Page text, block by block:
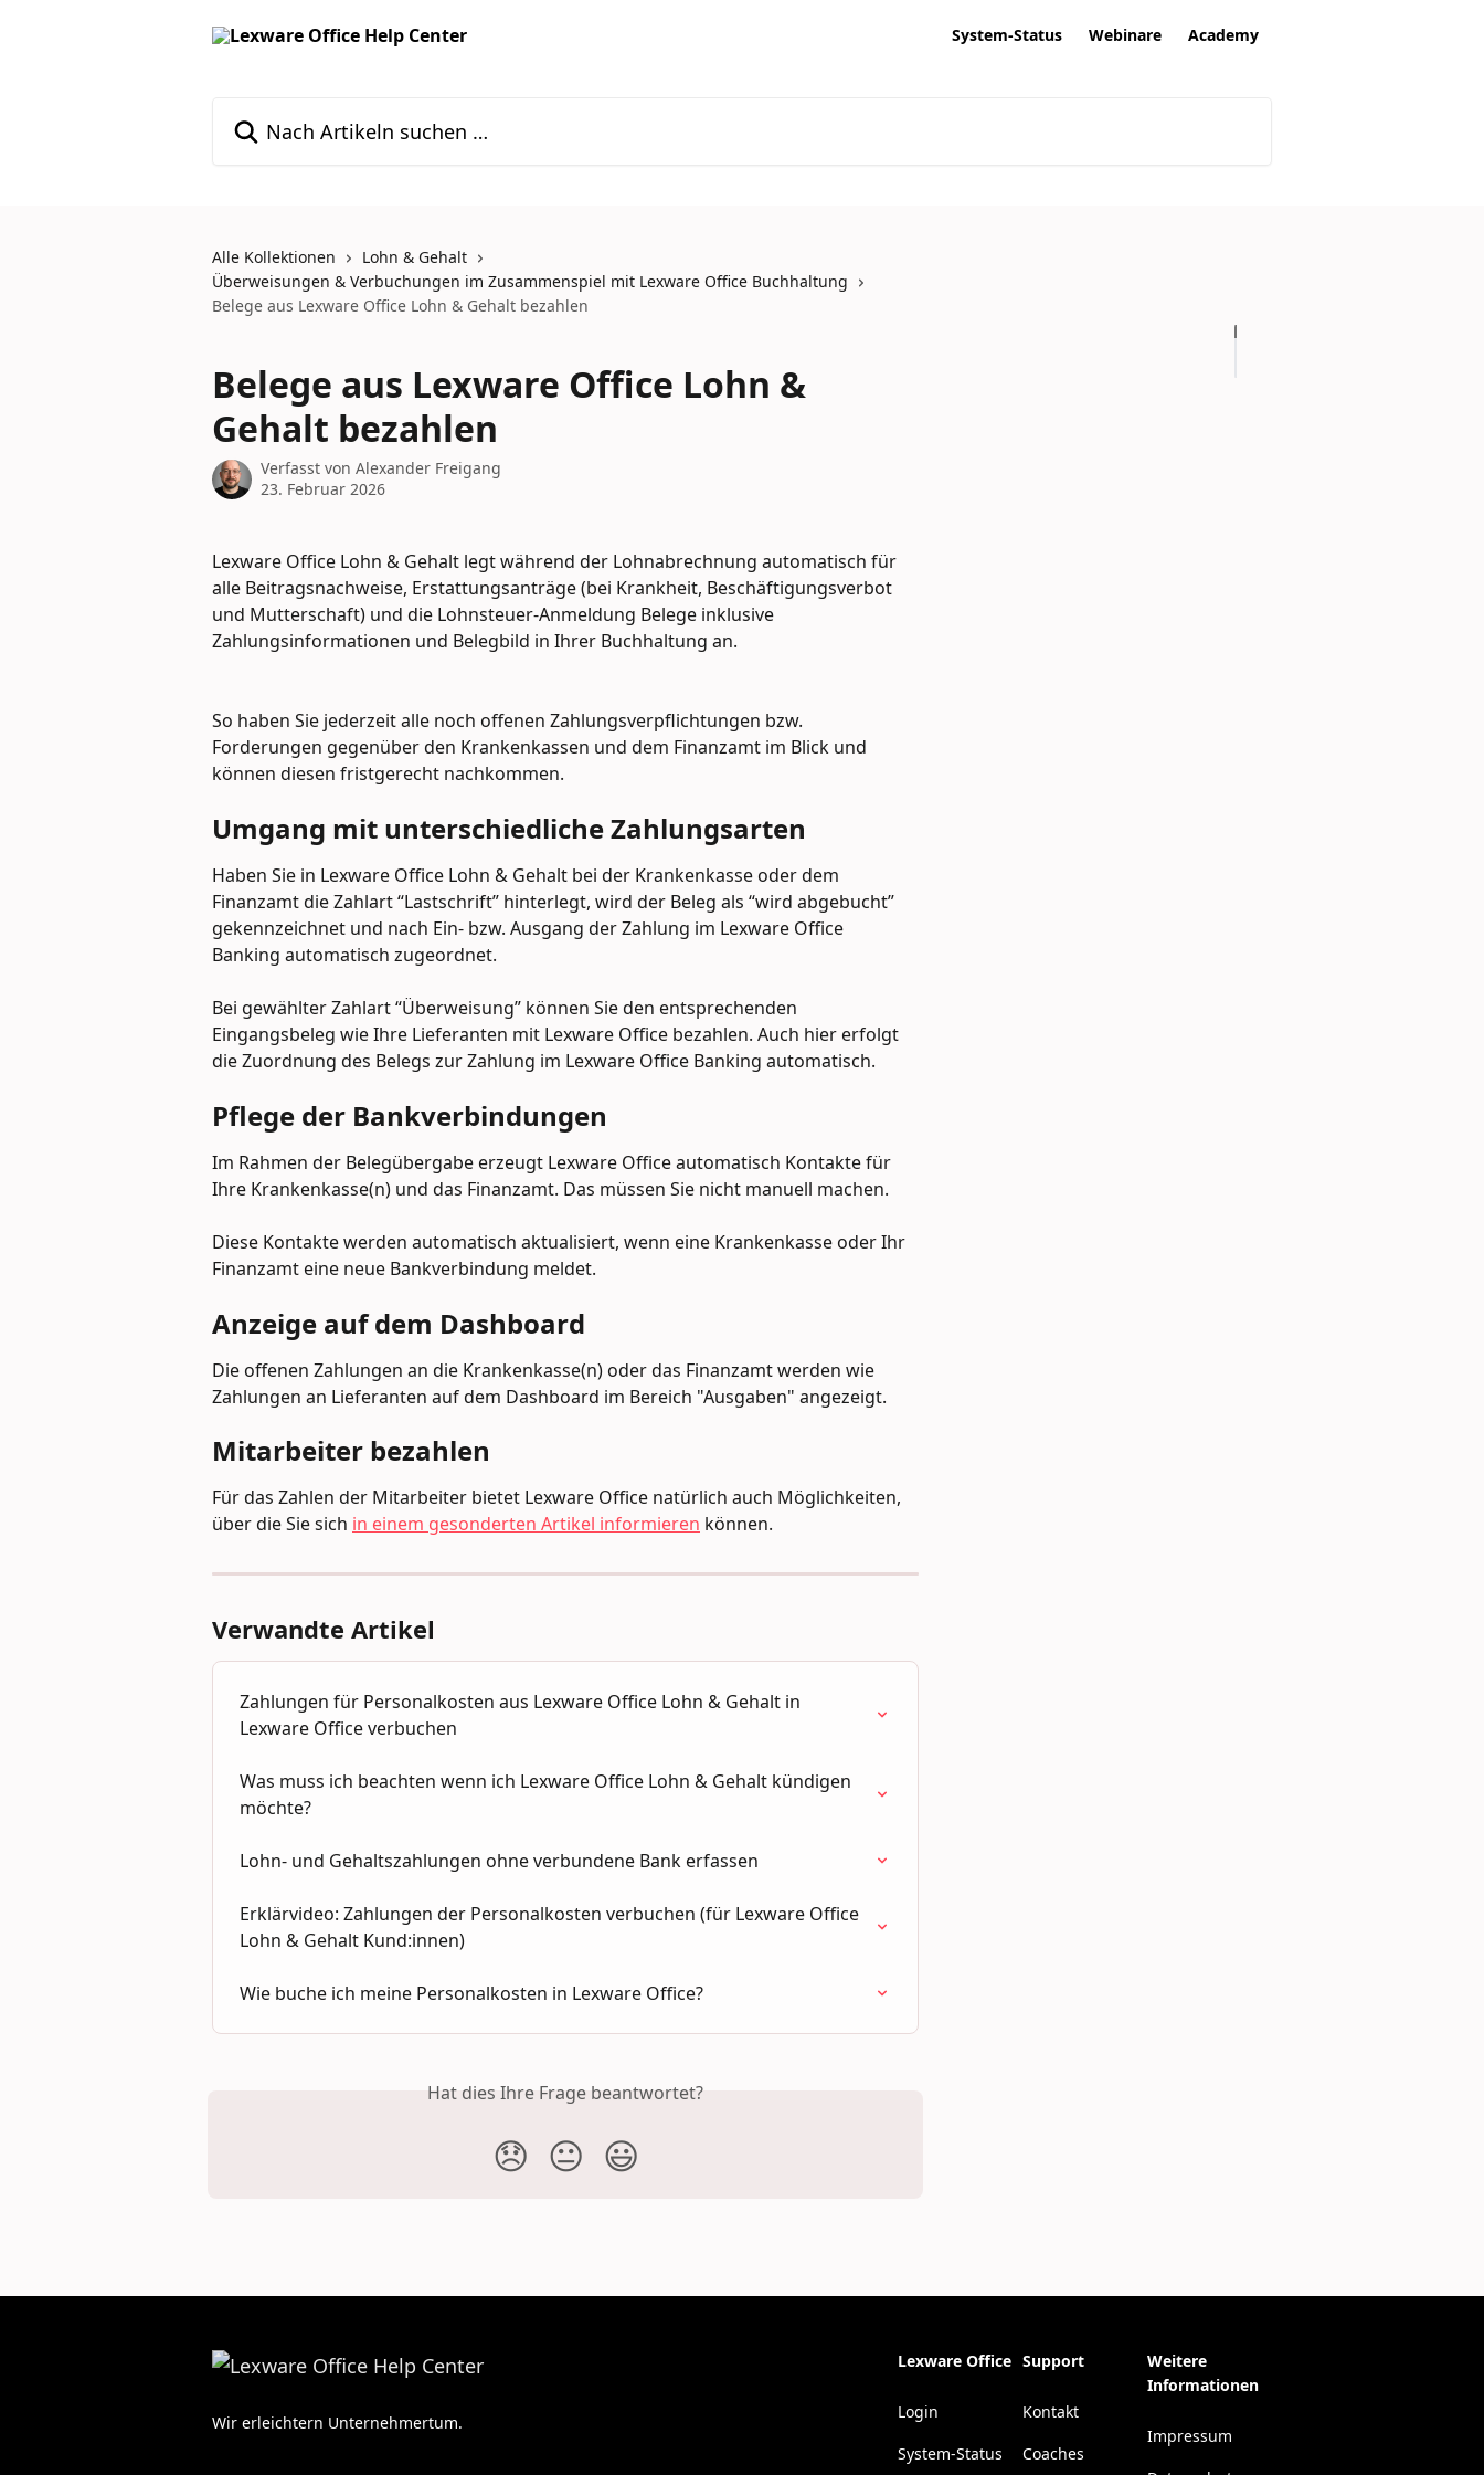
System-Status Webinare Academy
Alle Kollektionen
Lohn & Gehalt
Überweisungen & Verbuchungen im Zusammenspiel mit Lexware Office Buchhaltung
Belege aus Lexware Office Lohn & Gehalt bezahlen
Belege aus Lexware Office Lohn &
Gehalt bezahlen
Verfasst von Alexander Freigang
23. Februar 2026
Lexware Office Lohn & Gehalt legt während der Lohnabrechnung automatisch für
alle Beitragsnachweise, Erstattungsanträge (bei Krankheit, Beschäftigungsverbot
und Mutterschaft) und die Lohnsteuer-Anmeldung Belege inklusive
Zahlungsinformationen und Belegbild in Ihrer Buchhaltung an.
So haben Sie jederzeit alle noch offenen Zahlungsverpflichtungen bzw.
Forderungen gegenüber den Krankenkassen und dem Finanzamt im Blick und
können diesen fristgerecht nachkommen.
Umgang mit unterschiedliche Zahlungsarten
Haben Sie in Lexware Office Lohn & Gehalt bei der Krankenkasse oder dem
Finanzamt die Zahlart “Lastschrift” hinterlegt, wird der Beleg als “wird abgebucht”
gekennzeichnet und nach Ein- bzw. Ausgang der Zahlung im Lexware Office
Banking automatisch zugeordnet.
Bei gewählter Zahlart “Überweisung” können Sie den entsprechenden
Eingangsbeleg wie Ihre Lieferanten mit Lexware Office bezahlen. Auch hier erfolgt
die Zuordnung des Belegs zur Zahlung im Lexware Office Banking automatisch.
Pflege der Bankverbindungen
Im Rahmen der Belegübergabe erzeugt Lexware Office automatisch Kontakte für
Ihre Krankenkasse(n) und das Finanzamt. Das müssen Sie nicht manuell machen.
Diese Kontakte werden automatisch aktualisiert, wenn eine Krankenkasse oder Ihr
Finanzamt eine neue Bankverbindung meldet.
Anzeige auf dem Dashboard
Die offenen Zahlungen an die Krankenkasse(n) oder das Finanzamt werden wie
Zahlungen an Lieferanten auf dem Dashboard im Bereich "Ausgaben" angezeigt.
Mitarbeiter bezahlen
Für das Zahlen der Mitarbeiter bietet Lexware Office natürlich auch Möglichkeiten,
über die Sie sich in einem gesonderten Artikel informieren können.
Verwandte Artikel
Zahlungen für Personalkosten aus Lexware Office Lohn & Gehalt in
Lexware Office verbuchen
Was muss ich beachten wenn ich Lexware Office Lohn & Gehalt kündigen
möchte?
Lohn- und Gehaltszahlungen ohne verbundene Bank erfassen
Erklärvideo: Zahlungen der Personalkosten verbuchen (für Lexware Office
Lohn & Gehalt Kund:innen)
Wie buche ich meine Personalkosten in Lexware Office?
Hat dies Ihre Frage beantwortet?
😞 😐 😃
Wir erleichtern Unternehmertum.
Lexware Office
Login
System-Status
Support
Kontakt
Coaches
Weitere
Informationen
Impressum